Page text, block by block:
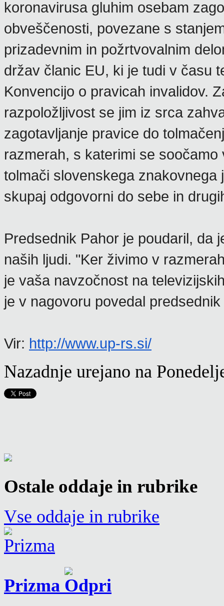
koronavirusa gluhim osebam
obveščenosti, povezane s
prizadevnim in požrtvovalnim
držav članic EU, ki je tudi v času
Konvencijo o pravicah invalidov.
razpoložljivost se jim iz srca
zagotavljanje pravice do
razmerah, s katerimi se
tolmači slovenskega
skupaj odgovorni do sebe in
Predsednik Pahor je poudaril, da
naših ljudi. "Ker živimo v
je vaša navzočnost na
je v nagovoru povedal
Vir: http://www.up-rs.si/
Nazadnje urejano na
Ostale oddaje in rubrike
Vse oddaje in rubrike
Prizma